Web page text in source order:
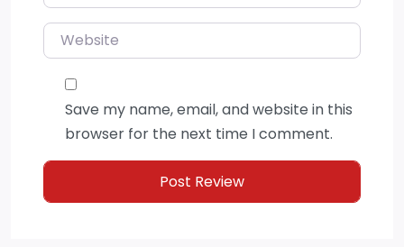
Website
Save my name, email, and website in this
browser for the next time I comment.